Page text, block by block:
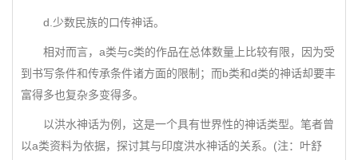
d.少数民族的口传神话。
相对而言，a类与c类的作品在总体数量上比较有限，因为受
到书写条件和传承条件诸方面的限制；而b类和d类的神话却要丰
富得多也复杂多变得多。
以洪水神话为例，这是一个具有世界性的神话类型。笔者曾
以a类资料为依据，探讨其与印度洪水神话的关系。(注：叶舒